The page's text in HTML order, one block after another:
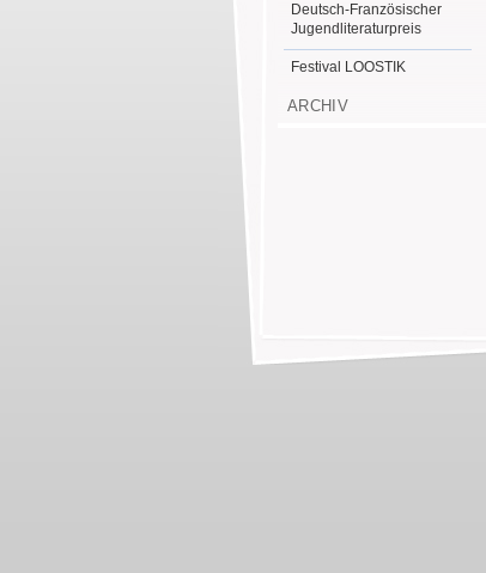
Deutsch-Französischer
Jugendliteraturpreis
Festival LOOSTIK
ARCHIV